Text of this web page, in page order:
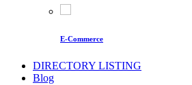
E-Commerce
DIRECTORY LISTING
Blog